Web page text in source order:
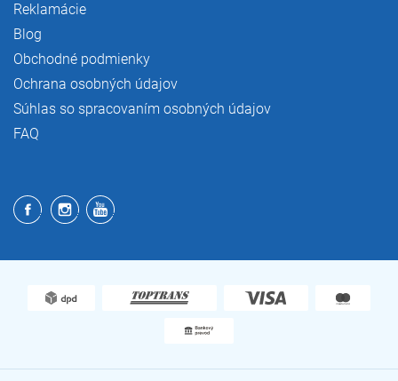
Reklamácie
Blog
Obchodné podmienky
Ochrana osobných údajov
Súhlas so spracovaním osobných údajov
FAQ